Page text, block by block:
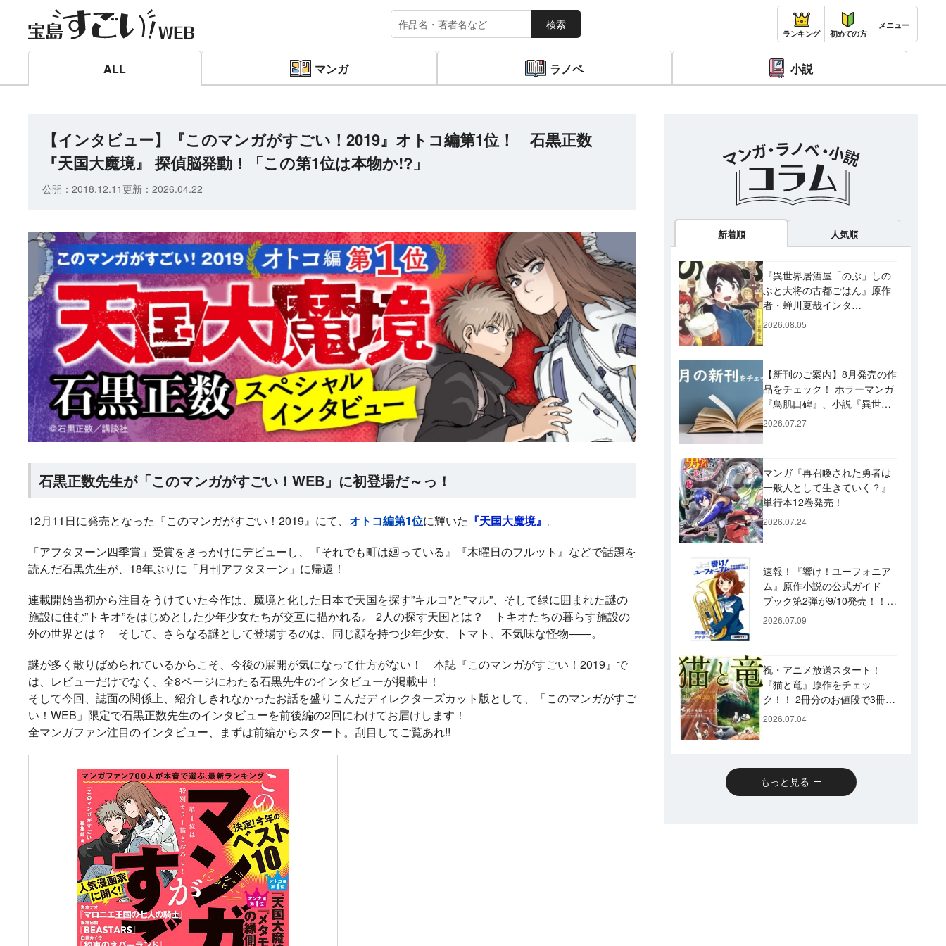
検索
ランキング 初めての方
ラノベ
魔法少女育成計画
2026年秋、TVアニ
メ『魔法少女育成計
定！
マンガ
愛蔵版 花ぶらん
こゆれて
紙で復刊！
マンガ
【試し読み】異世
界でも鍵屋さん
タジー、最終第10巻
好評発売中！
小説
ヒミコの暗号
（上）
売中！
ラノベ
女神「異世界転生
何になりたいです
肋骨で」 新装版
賞受賞作。
ALL マンガ ラノベ 小説
【インタビュー】『このマンガがすごい！2019』オトコ編第1位！ 石黒正数
『天国大魔境』 探偵脳発動！「この第1位は本物か!?」
公開： 2018.12.11更新： 2026.04.22
石黒正数先生が「このマンガがすごい！WEB」に初登場だ～っ！
12月11日に発売となった『このマンガがすごい！2019』にて、 オトコ編第1位に輝いた 『天国大魔境』 。
「アフタヌーン四季賞」受賞をきっかけにデビューし、『それでも町は廻っている』『木曜日のフルット』などで話題を
読んだ石黒先生が、18年ぶりに「月刊アフタヌーン」に帰還！
連載開始当初から注目をうけていた今作は、魔境と化した日本で天国を探す”キルコ”と”マル”、そして緑に囲まれた謎の
施設に住む”トキオ”をはじめとした少年少女たちが交互に描かれる。 2人の探す天国とは？ トキオたちの暮らす施設の
外の世界とは？ そして、さらなる謎として登場するのは、同じ顔を持つ少年少女、トマト、不気味な怪物――。
謎が多く散りばめられているからこそ、今後の展開が気になって仕方がない！ 本誌『このマンガがすごい！2019』で
は、レビューだけでなく、全8ページにわたる石黒先生のインタビューが掲載中！
そして今回、誌面の関係上、紹介しきれなかったお話を盛りこんだディレクターズカット版として、「このマンガがすご
い！WEB」限定で石黒正数先生のインタビューを前後編の2回にわけてお届けします！
全マンガファン注目のインタビュー、まずは前編からスタート。刮目してご覧あれ!!
新着順 人気順
『異世界居酒屋「のぶ」しの
ぶと大将の古都ごはん』原作
者・蝉川夏哉インタ
ビュー！ 今後「のぶ」に登
2026.08.05
【新刊のご案内】8月発売の作
品をチェック！ ホラーマンガ
『鳥肌口碑』、小説『異世界
居酒屋「げん」』、文庫『カ
2026.07.27
マンガ『再召喚された勇者は
一般人として生きていく？』
単行本12巻発売！
2026.07.24
速報！『響け！ユーフォニア
ム』原作小説の公式ガイド
ブック第2弾が9/10発売！！
久美子たちが引退した後の書
2026.07.09
祝・アニメ放送スタート！
『猫と竜』原作をチェッ
ク！！ 2冊分のお値段で3冊読
めるスペシャルプライスパッ
2026.07.04
もっと見る